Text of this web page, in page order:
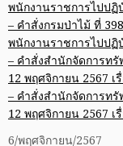
พนักงานราชการไปปฏิ
– คำสั่งกรมป่าไม้ ที่
พนักงานราชการไปปฏิ
– คำสั่งสำนักจัดการทรั
12 พฤศจิกายน 2567 เ
– คำสั่งสำนักจัดการทรั
12 พฤศจิกายน 2567 เ
6/พฤศจิกายน/2567